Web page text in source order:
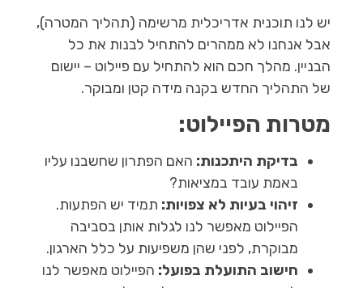
יש לנו תוכנית אדריכלית מרשימה (תהליך המטרה),
אבל אנחנו לא ממהרים להתחיל לבנות את כל
הבניין. מהלך חכם הוא להתחיל עם פיילוט – יישום
של התהליך החדש בקנה מידה קטן ומבוקר.
מטרות הפיילוט:
בדיקת היתכנות: האם הפתרון שחשבנו עליו
באמת עובד במציאות?
זיהוי בעיות לא צפויות: תמיד יש הפתעות.
הפיילוט מאפשר לנו לגלות אותן בסביבה
מבוקרת, לפני שהן משפיעות על כלל הארגון.
חישוב התועלת בפועל: הפיילוט מאפשר לנו